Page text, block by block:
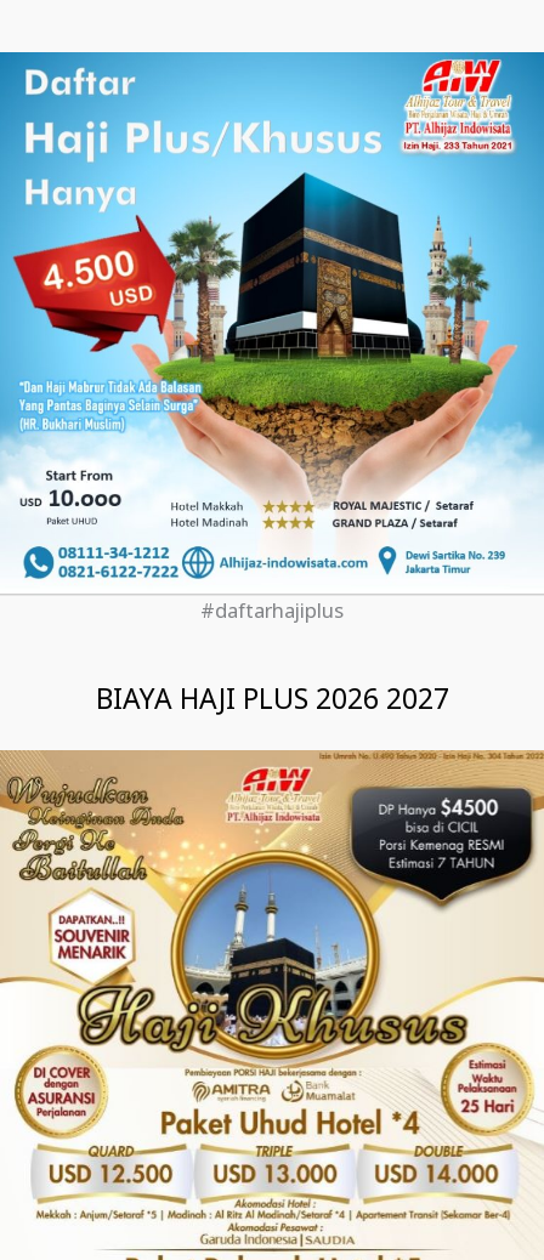
#daftarhajiplus
BIAYA HAJI PLUS 2026 2027